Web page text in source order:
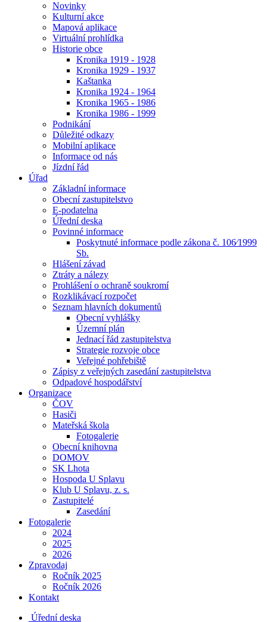
Novinky
Kulturní akce
Mapová aplikace
Virtuální prohlídka
Historie obce
Kronika 1919 - 1928
Kronika 1929 - 1937
Kaštanka
Kronika 1924 - 1964
Kronika 1965 - 1986
Kronika 1986 - 1999
Podnikání
Důležité odkazy
Mobilní aplikace
Informace od nás
Jízdní řád
Úřad
Základní informace
Obecní zastupitelstvo
E-podatelna
Úřední deska
Povinné informace
Poskytnuté informace podle zákona č. 106⁄1999
Sb.
Hlášení závad
Ztráty a nálezy
Prohlášení o ochraně soukromí
Rozklikávací rozpočet
Seznam hlavních dokumentů
Obecní vyhlášky
Územní plán
Jednací řád zastupitelstva
Strategie rozvoje obce
Veřejné pohřebiště
Zápisy z veřejných zasedání zastupitelstva
Odpadové hospodářství
Organizace
ČOV
Hasiči
Mateřská škola
Fotogalerie
Obecní knihovna
DOMOV
SK Lhota
Hospoda U Splavu
Klub U Splavu, z. s.
Zastupitelé
Zasedání
Fotogalerie
2024
2025
2026
Zpravodaj
Ročník 2025
Ročník 2026
Kontakt
Úřední deska